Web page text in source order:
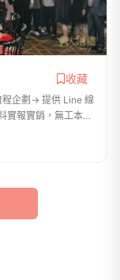
收藏
劃→ 提供 Line 線
實報實銷，無工本
劃主持+影音場